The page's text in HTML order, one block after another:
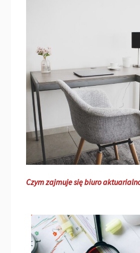
Czym zajmuje się biuro